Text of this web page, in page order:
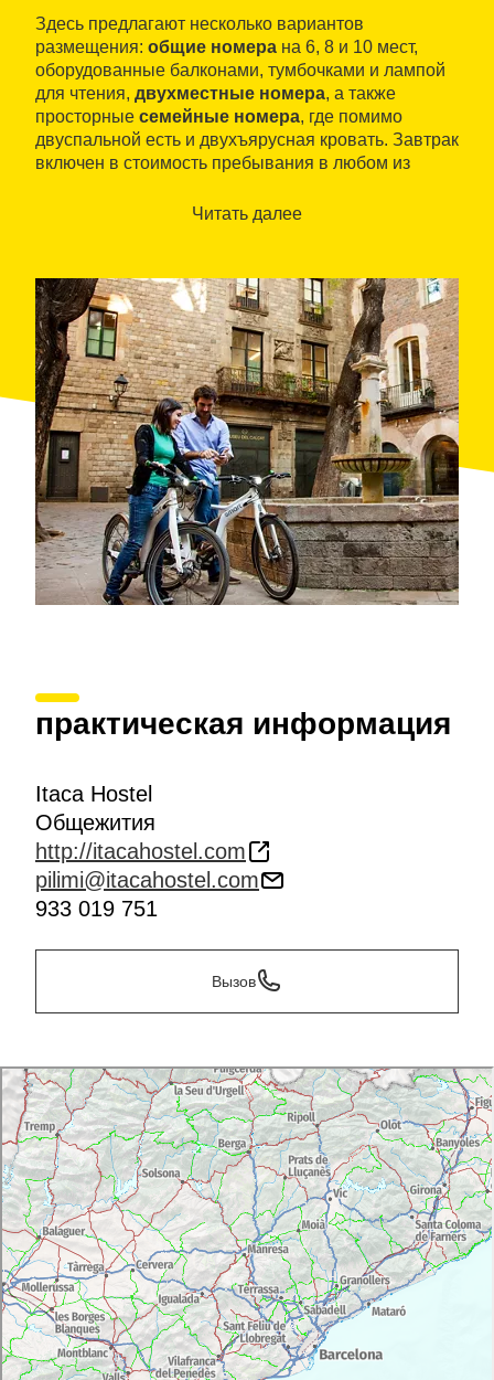
Здесь предлагают несколько вариантов
размещения: общие номера на 6, 8 и 10 мест,
оборудованные балконами, тумбочками и лампой
для чтения, двухместные номера, а также
просторные семейные номера, где помимо
двуспальной есть и двухъярусная кровать. Завтрак
включен в стоимость пребывания в любом из
Читать далее
практическая информация
Itaca Hostel
Общежития
http://itacahostel.com
pilimi@itacahostel.com
933 019 751
Вызов